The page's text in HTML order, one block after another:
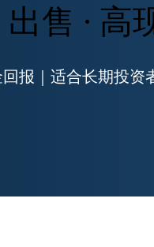
售 · 高
报｜适合长期投资